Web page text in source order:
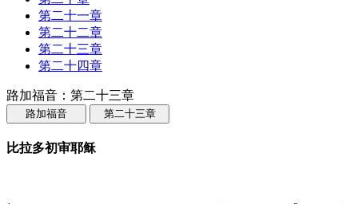
第二十一章
第二十二章
第二十三章
第二十四章
路加福音：第二十三章
路加福音 第二十三章
比拉多初审耶稣